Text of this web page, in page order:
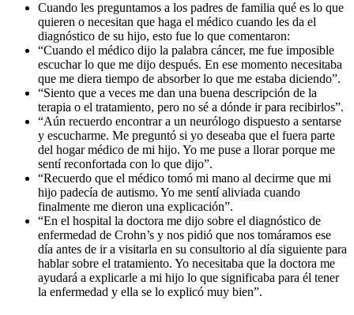
Cuando les preguntamos a los padres de familia qué es lo que
quieren o necesitan que haga el médico cuando les da el
diagnóstico de su hijo, esto fue lo que comentaron:
“Cuando el médico dijo la palabra cáncer, me fue imposible
escuchar lo que me dijo después. En ese momento necesitaba
que me diera tiempo de absorber lo que me estaba diciendo”.
“Siento que a veces me dan una buena descripción de la
terapia o el tratamiento, pero no sé a dónde ir para recibirlos”.
“Aún recuerdo encontrar a un neurólogo dispuesto a sentarse
y escucharme. Me preguntó si yo deseaba que el fuera parte
del hogar médico de mi hijo. Yo me puse a llorar porque me
sentí reconfortada con lo que dijo”.
“Recuerdo que el médico tomó mi mano al decirme que mi
hijo padecía de autismo. Yo me sentí aliviada cuando
finalmente me dieron una explicación”.
“En el hospital la doctora me dijo sobre el diagnóstico de
enfermedad de Crohn’s y nos pidió que nos tomáramos ese
día antes de ir a visitarla en su consultorio al día siguiente para
hablar sobre el tratamiento. Yo necesitaba que la doctora me
ayudará a explicarle a mi hijo lo que significaba para él tener
la enfermedad y ella se lo explicó muy bien”.